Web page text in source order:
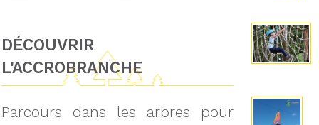
DÉCOUVRIR
L'ACCROBRANCHE
Parcours dans les arbres pour